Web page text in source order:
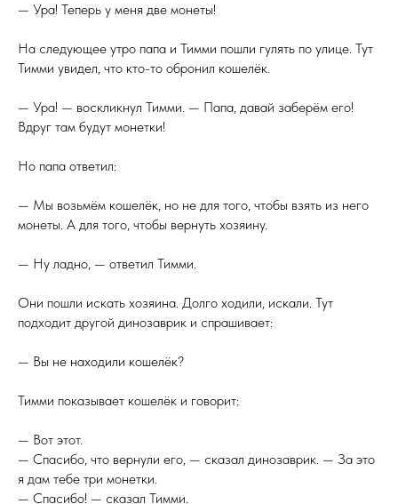
— Ура! Теперь у меня две монеты!
На следующее утро папа и Тимми пошли гулять по улице. Тут
Тимми увидел, что кто-то обронил кошелёк.
— Ура! — воскликнул Тимми. — Папа, давай заберём его!
Вдруг там будут монетки!
Но папа ответил:
— Мы возьмём кошелёк, но не для того, чтобы взять из него
монеты. А для того, чтобы вернуть хозяину.
— Ну ладно, — ответил Тимми.
Они пошли искать хозяина. Долго ходили, искали. Тут
подходит другой динозаврик и спрашивает:
— Вы не находили кошелёк?
Тимми показывает кошелёк и говорит:
— Вот этот.
— Спасибо, что вернули его, — сказал динозаврик. — За это
я дам тебе три монетки.
— Спасибо! — сказал Тимми.